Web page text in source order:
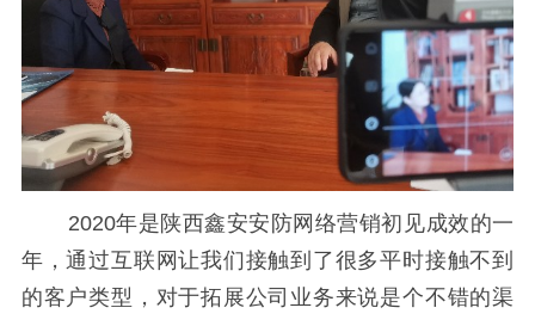
2020年是陕西鑫安安防网络营销初见成效的一
年，通过互联网让我们接触到了很多平时接触不到
的客户类型，对于拓展公司业务来说是个不错的渠